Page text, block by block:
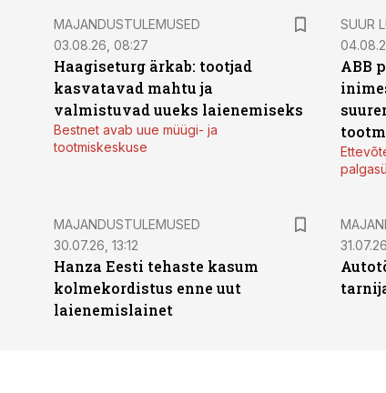
MAJANDUSTULEMUSED
03.08.26, 08:27
Haagiseturg ärkab: tootjad
kasvatavad mahtu ja
valmistuvad uueks laienemiseks
Bestnet avab uue müügi- ja
tootmiskeskuse
SUUR
ABB
MAJANDUSTULEMUSED
30.07.26, 13:12
Hanza Eesti tehaste kasum
kolmekordistus enne uut
laienemislainet